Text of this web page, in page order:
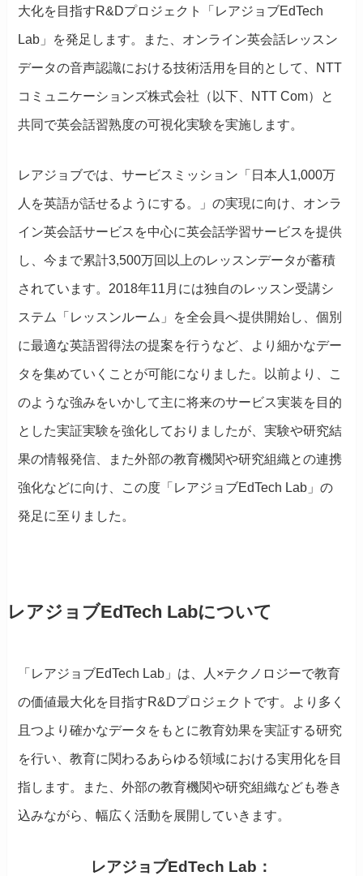
大化を目指すR&Dプロジェクト「レアジョブEdTech
Lab」を発足します。また、オンライン英会話レッスン
データの音声認識における技術活用を目的として、NTT
コミュニケーションズ株式会社（以下、NTT Com）と
共同で英会話習熟度の可視化実験を実施します。
レアジョブでは、サービスミッション「日本人1,000万
人を英語が話せるようにする。」の実現に向け、オンラ
イン英会話サービスを中心に英会話学習サービスを提供
し、今まで累計3,500万回以上のレッスンデータが蓄積
されています。2018年11月には独自のレッスン受講シ
ステム「レッスンルーム」を全会員へ提供開始し、個別
に最適な英語習得法の提案を行うなど、より細かなデー
タを集めていくことが可能になりました。以前より、こ
のような強みをいかして主に将来のサービス実装を目的
とした実証実験を強化しておりましたが、実験や研究結
果の情報発信、また外部の教育機関や研究組織との連携
強化などに向け、この度「レアジョブEdTech Lab」の
発足に至りました。
レアジョブEdTech Labについて
「レアジョブEdTech Lab」は、人×テクノロジーで教育
の価値最大化を目指すR&Dプロジェクトです。より多く
且つより確かなデータをもとに教育効果を実証する研究
を行い、教育に関わるあらゆる領域における実用化を目
指します。また、外部の教育機関や研究組織なども巻き
込みながら、幅広く活動を展開していきます。
レアジョブEdTech Lab：